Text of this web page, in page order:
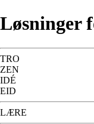
Løsninger
TRO
ZEN
IDÉ
EID
LÆRE